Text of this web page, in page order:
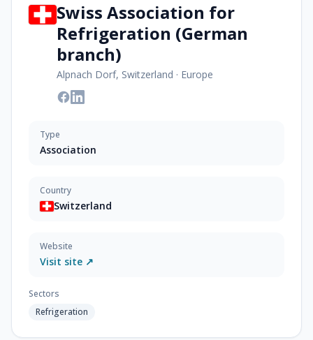
Swiss Association for
Refrigeration (German
branch)
Alpnach Dorf, Switzerland · Europe
Type
Association
Country
Switzerland
Website
Visit site ↗
Sectors
Refrigeration